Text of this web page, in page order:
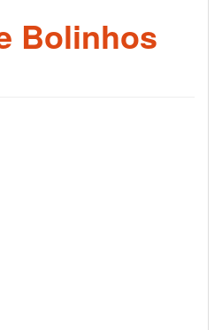
Bolinhos